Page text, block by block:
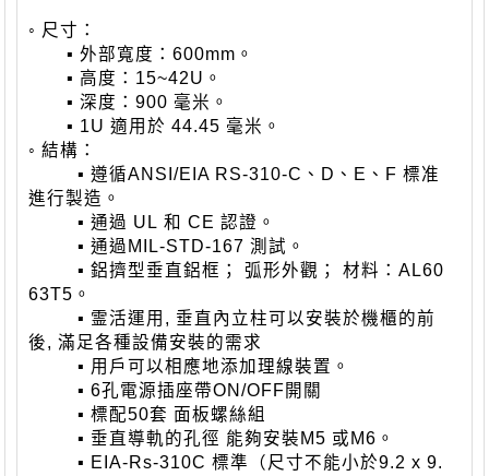
◦ 尺寸：
▪外部寬度：600mm 。
▪ 高度： 15~42U 。
▪深度：900 毫米。
▪ 1U適用於 44.45 毫米。
◦結構：
▪遵循ANSI/EIA RS-310-C 、 D 、 E 、 F標准
進行製造。
▪通過 UL和 CE認證。
▪通過 MIL-STD-167測試。
▪鋁擠型垂直鋁框； 弧形外觀； 材料：AL60
63T5 。
▪ 霊活運用 , 垂直內立柱可以安裝於機櫃的前
後,滿足各種設備安裝的需求
▪ 用戶可以相應地添加理線裝置。
▪ 6孔電源插座帶ON/OFF開關
▪標配50套 面板螺絲組
▪ 垂直導軌的孔徑 能夠安裝 M5 或 M6 。
▪ EIA-Rs-310C標準（尺寸不能小於9.2 x 9.